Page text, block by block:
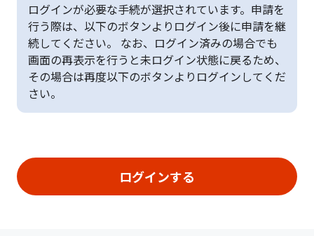
ログインが必要な手続が選択されています。申請を
行う際は、以下のボタンよりログイン後に申請を継
続してください。 なお、ログイン済みの場合でも
画面の再表示を行うと未ログイン状態に戻るため、
その場合は再度以下のボタンよりログインしてくだ
さい。